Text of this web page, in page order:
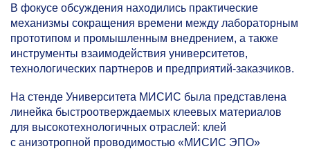
В фокусе обсуждения находились практические
механизмы сокращения времени между лабораторным
прототипом и промышленным внедрением, а также
инструменты взаимодействия университетов,
технологических партнеров и предприятий-заказчиков.
На стенде Университета МИСИС была представлена
линейка быстроотверждаемых клеевых материалов
для высокотехнологичных отраслей: клей
с анизотропной проводимостью «МИСИС ЭПО»